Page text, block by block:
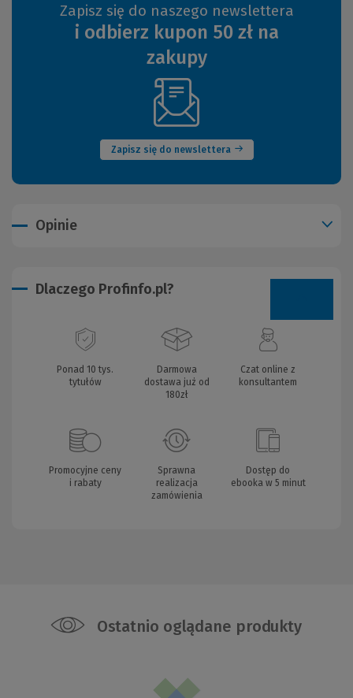
Zapisz się do naszego newslettera
i odbierz kupon 50 zł na
zakupy
Zapisz się do newslettera
(Nowe
okno)
Opinie
Dlaczego Profinfo.pl?
Ponad 10 tys.
tytułów
Darmowa
dostawa już od
180zł
Czat online z
konsultantem
Promocyjne ceny
i rabaty
Sprawna
realizacja
zamówienia
Dostęp do
ebooka w 5 minut
Ostatnio oglądane produkty